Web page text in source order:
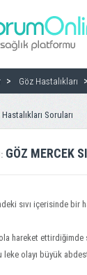
Göz Hastalıkları
Soruları
GÖZ MERCEK
sıvı içerisinde bir
hareket
leke olayı büyük